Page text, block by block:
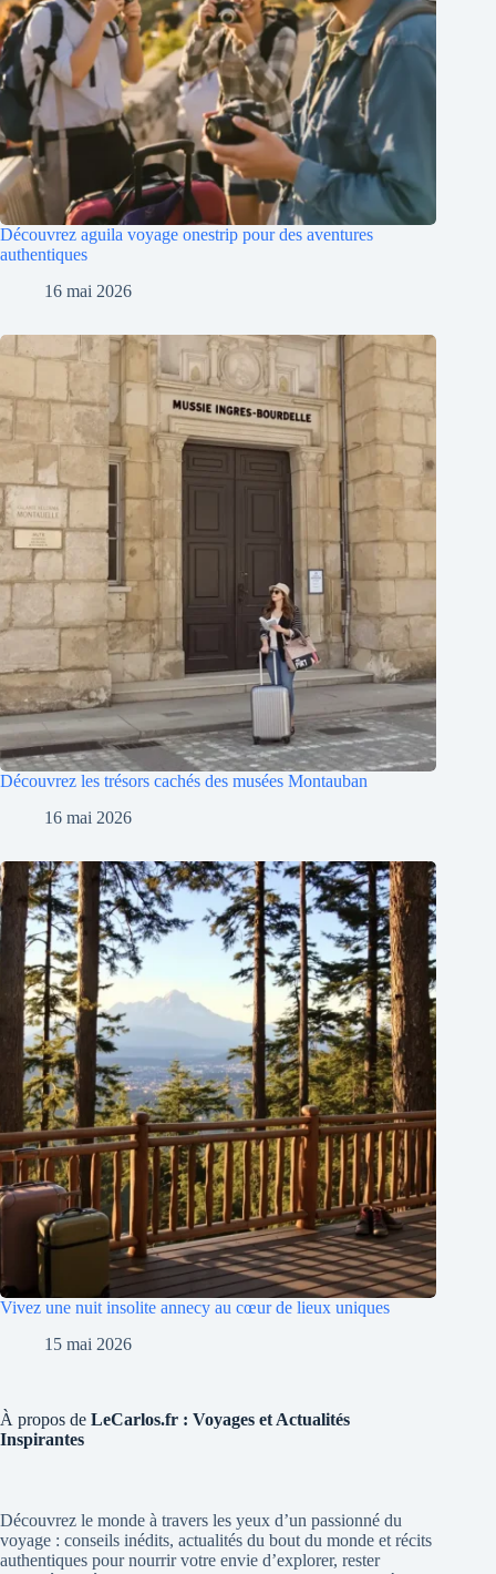
Découvrez aguila voyage onestrip pour des aventures
authentiques
16 mai 2026
Découvrez les trésors cachés des musées Montauban
16 mai 2026
Vivez une nuit insolite annecy au cœur de lieux uniques
15 mai 2026
À propos de LeCarlos.fr : Voyages et Actualités
Inspirantes
Découvrez le monde à travers les yeux d’un passionné du
voyage : conseils inédits, actualités du bout du monde et récits
authentiques pour nourrir votre envie d’explorer, rester